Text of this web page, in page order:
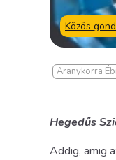
Közös
Aranykorra
Hegedűs
Addig, amig